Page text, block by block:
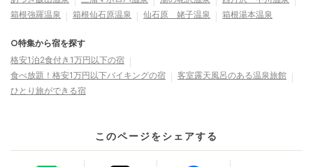
箱根強羅温泉
箱根仙石原温泉 仙石原 姥子温泉 箱根湯本温泉
○特集から宿を探す
格安1泊2食付き1万円以下の宿
食べ放題！格安1万円以下バイキングの宿
客室露天風呂のある温泉旅館
ひとり旅ができる宿
このページをシェアする